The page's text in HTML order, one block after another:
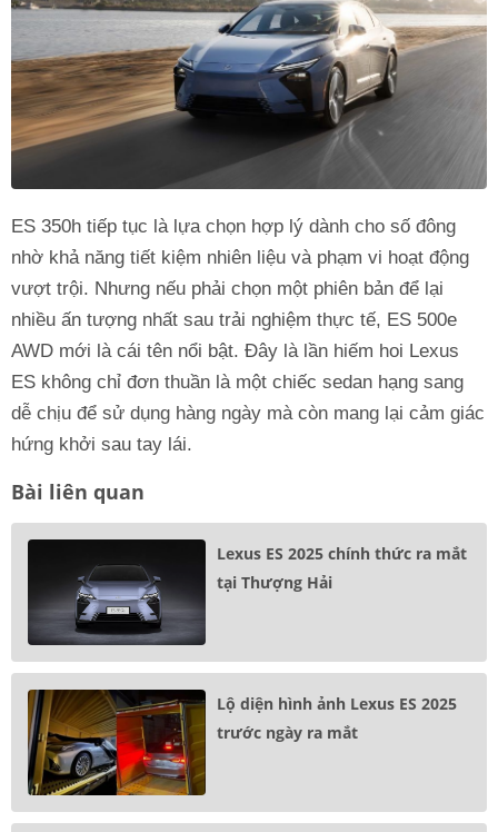
ES 350h tiếp tục là lựa chọn hợp lý dành cho số đông
nhờ khả năng tiết kiệm nhiên liệu và phạm vi hoạt động
vượt trội. Nhưng nếu phải chọn một phiên bản để lại
nhiều ấn tượng nhất sau trải nghiệm thực tế, ES 500e
AWD mới là cái tên nổi bật. Đây là lần hiếm hoi Lexus
ES không chỉ đơn thuần là một chiếc sedan hạng sang
dễ chịu để sử dụng hàng ngày mà còn mang lại cảm giác
hứng khởi sau tay lái.
Bài liên quan
Lexus ES 2025 chính thức ra mắt
tại Thượng Hải
Lộ diện hình ảnh Lexus ES 2025
trước ngày ra mắt